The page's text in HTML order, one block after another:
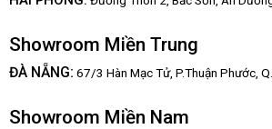
Showroom Miền Trung
ĐÀ NẴNG: 67/3 Hàn Mạc Tử, P.Thuận Phước,
Showroom Miền Nam